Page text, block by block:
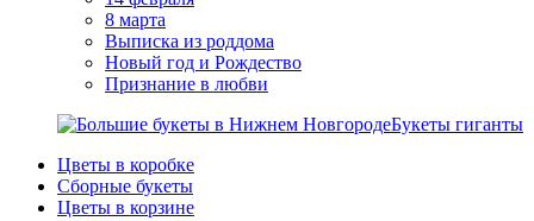
8 марта
Выписка из роддома
Новый год и Рождество
Признание в любви
Букеты гиганты
Цветы в коробке
Сборные букеты
Цветы в корзине